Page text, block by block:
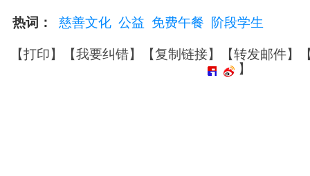
热词： 慈善文化 公益 免费午餐 阶段学生
【打印】【我要纠错】【复制链接】【转发邮件】
】